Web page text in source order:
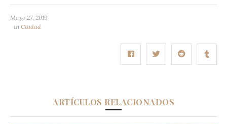
Mayo 27, 2019
in Ciudad
ARTÍCULOS RELACIONADOS